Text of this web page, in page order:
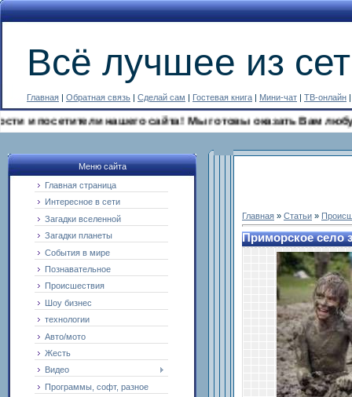
Всё лучшее из
Главная | Обратная связь | Сделай сам | Гостевая книга | Мини-чат | ТВ-онлайн
посетители нашего сайта! Мы готовы оказать Вам любую
Меню сайта
Главная страница
Интересное в сети
Загадки вселенной
Загадки планеты
События в мире
Познавательное
Происшествия
Шоу бизнес
технологии
Авто/мото
Жесть
Видео
Программы, софт, разное
Главная » Статьи »
Приморское село